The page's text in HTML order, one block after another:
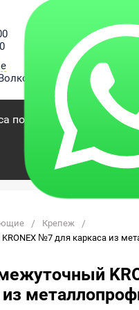
20
под ключ О
/ Крепеж /
№7 для каркаса из